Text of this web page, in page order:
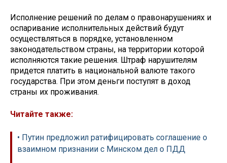
Исполнение решений по делам о правонарушениях и
оспаривание исполнительных действий будут
осуществляться в порядке, установленном
законодательством страны, на территории которой
исполняются такие решения. Штраф нарушителям
придется платить в национальной валюте такого
государства. При этом деньги поступят в доход
страны их проживания.
Читайте также:
• Путин предложил ратифицировать соглашение о
взаимном признании с Минском дел о ПДД